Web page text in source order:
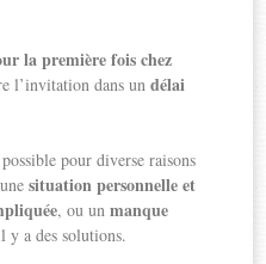
la première fois chez
l’invitation dans undélai
pour diverse raisons
situation personnelle et
, ou unmanque
y a des solutions.